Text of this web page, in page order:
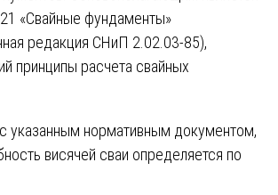
«Свайные фундаменты»
редакция СНиП 2.02.03-85),
принципы расчета свайных
указанным нормативным документом,
висячей сваи определяется по